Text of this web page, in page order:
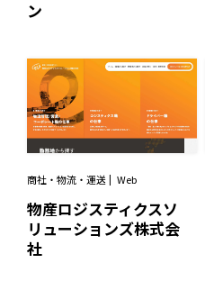
ン
商社・物流・運送 Web
物産ロジスティクスソ
リューションズ株式会
社